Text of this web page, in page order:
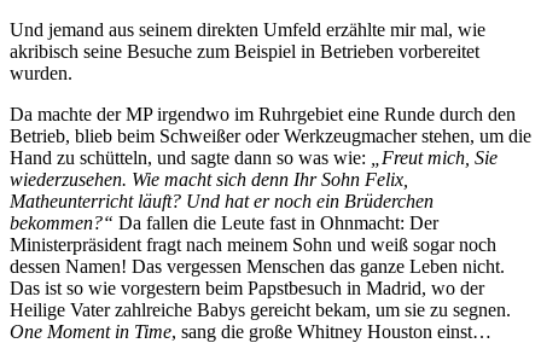
Und jemand aus seinem direkten Umfeld erzählte mir mal, wie
akribisch seine Besuche zum Beispiel in Betrieben vorbereitet
wurden.
Da machte der MP irgendwo im Ruhrgebiet eine Runde durch den
Betrieb, blieb beim Schweißer oder Werkzeugmacher stehen, um die
Hand zu schütteln, und sagte dann so was wie:
„Freut mich, Sie
wiederzusehen. Wie macht sich denn Ihr Sohn Felix,
Matheunterricht läuft? Und hat er noch ein Brüderchen
bekommen?“ Da fallen die Leute fast in Ohnmacht: Der
Ministerpräsident fragt nach meinem Sohn und weiß sogar noch
dessen Namen! Das vergessen Menschen das ganze Leben nicht.
Das ist so wie vorgestern beim Papstbesuch in Madrid, wo der
Heilige Vater zahlreiche Babys gereicht bekam, um sie zu segnen.
One Moment in Time, sang die große Whitney Houston einst…